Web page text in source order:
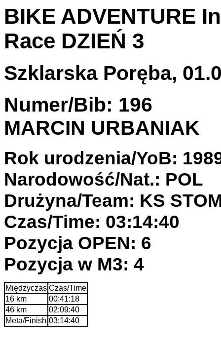
BIKE ADVENTURE
Race DZIEŃ 3
Szklarska Poręba,
Numer/Bib: 196
MARCIN URBANIAK
Rok urodzenia/YoB:
Narodowość/Nat.: POL
Drużyna/Team: KS
Czas/Time: 03:14:40
Pozycja OPEN: 6
Pozycja w M3: 4
Międzyczas Czas/Time
16 km
00:41:18
46 km
02:09:40
Meta/Finish 03:14:40